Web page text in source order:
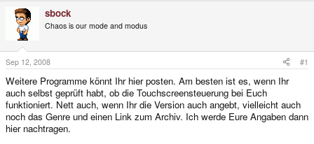
d
s
t
a
r
t
e
r
a
t
sbock
Chaos is our mode and modus
Sep 12, 2008 #1
Weitere Programme könnt Ihr hier posten. Am besten ist es, wenn Ihr
auch selbst geprüft habt, ob die Touchscreensteuerung bei Euch
funktioniert. Nett auch, wenn Ihr die Version auch angebt, vielleicht auch
noch das Genre und einen Link zum Archiv. Ich werde Eure Angaben dann
hier nachtragen.